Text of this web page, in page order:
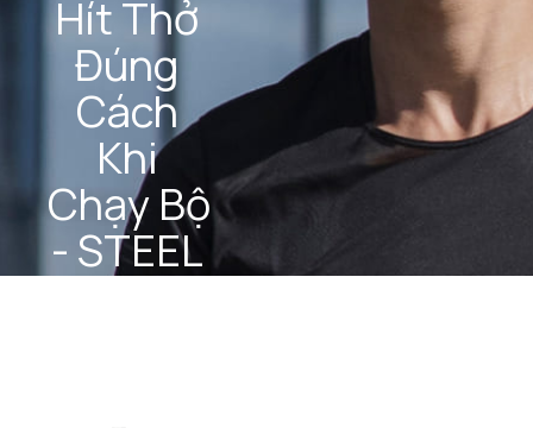
Hít Thở
Đúng
Cách
Khi
Chạy Bộ
- STEEL